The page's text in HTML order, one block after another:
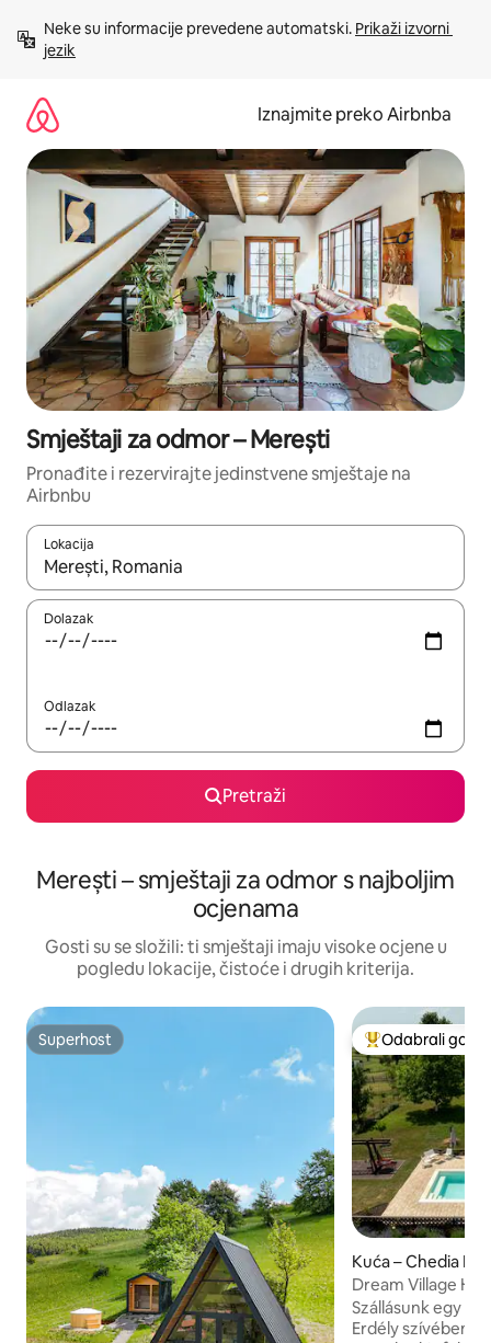
sadržaj
Neke su informacije prevedene automatski. Prikaži izvorni
jezik
Iznajmite preko Airbnba
Smještaji za odmor – Merești
Pronađite i rezervirajte jedinstvene smještaje na
Airbnbu
Lokacija
Kada budu dostupni rezultati, moći ćete ih pregledati
Dolazak
Odlazak
Pretraži
Merești – smještaji za odmor s najboljim
ocjenama
Gosti su se složili: ti smještaji imaju visoke ocjene u
pogledu lokacije, čistoće i drugih kriterija.
Superhost
Superhost Među najviše
Odabrali gosti
Kuća – Chedia
Dream Village
Szállásunk egy 5
Erdély szívében,